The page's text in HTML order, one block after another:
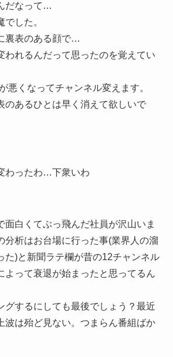
だなって…
した。
裏表のある顔で…
われるんだって思ったのを覚えてい
悪くなってチャンネル変えます。
のあるひとは早く消えて欲しいで
わったわ…下衆いわ
面白くてぶっ飛んだ社員が沢山いま
分析はお台場に行った事(業界人の溜
た)と新聞ラテ欄が昔の12チャンネル
よって衰退が始まったと思ってるん
グするにしても最後でしょう？最近
波は殆ど見ない。つまらん番組ばか